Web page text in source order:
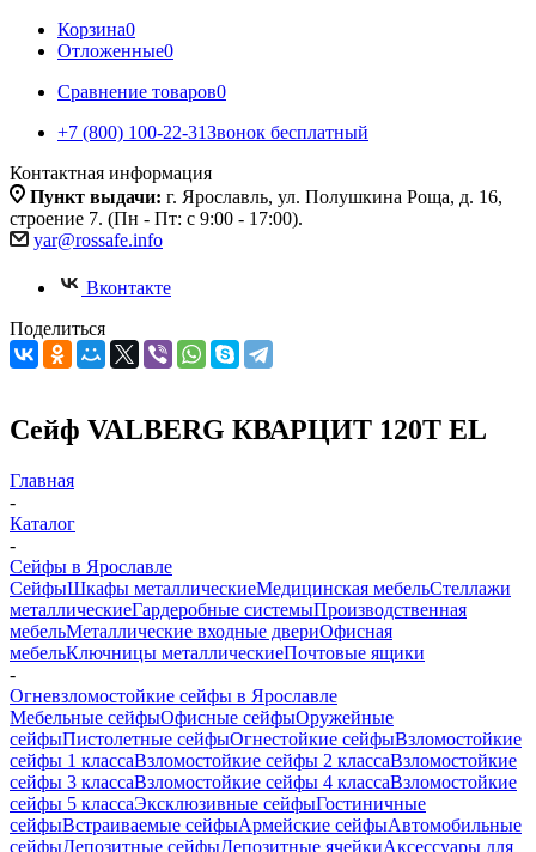
Корзина0
Отложенные0
Сравнение товаров0
+7 (800) 100-22-31Звонок бесплатный
Контактная информация
Пункт выдачи: г. Ярославль, ул. Полушкина Роща, д. 16,
строение 7. (Пн - Пт: с 9:00 - 17:00).
yar@rossafe.info
Вконтакте
Поделиться
Сейф VALBERG КВАРЦИТ 120T EL
Главная
-
Каталог
-
Сейфы в Ярославле
СейфыШкафы металлическиеМедицинская мебельСтеллажи
металлическиеГардеробные системыПроизводственная
мебельМеталлические входные двериОфисная
мебельКлючницы металлическиеПочтовые ящики
-
Огневзломостойкие сейфы в Ярославле
Мебельные сейфыОфисные сейфыОружейные
сейфыПистолетные сейфыОгнестойкие сейфыВзломостойкие
сейфы 1 классаВзломостойкие сейфы 2 классаВзломостойкие
сейфы 3 классаВзломостойкие сейфы 4 классаВзломостойкие
сейфы 5 классаЭксклюзивные сейфыГостиничные
сейфыВстраиваемые сейфыАрмейские сейфыАвтомобильные
сейфыДепозитные сейфыДепозитные ячейкиАксессуары для